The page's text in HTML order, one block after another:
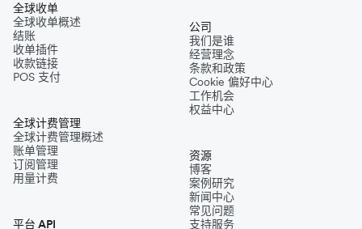
全球收单
全球收单概述
结账
收单插件
收款链接
POS 支付
全球计费管理
全球计费管理概述
账单管理
订阅管理
用量计费
平台 API
公司
我们是谁
经营理念
条款和政策
Cookie 偏好中心
工作机会
权益中心
资源
博客
案例研究
新闻中心
常见问题
支持服务